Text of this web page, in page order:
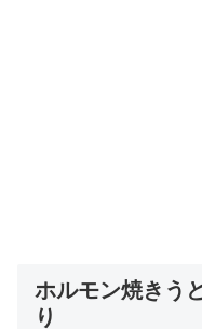
ホルモン焼きう
り